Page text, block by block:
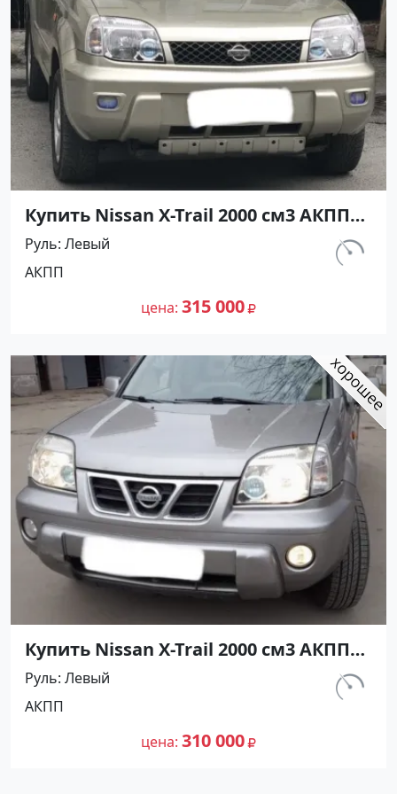
Купить Nissan X-Trail 2000 см3 АКПП
(140 л.с.) Бензин инжектор в
Армавир : цвет Бежевый
Внедорожник 2005 года по цене
315000 рублей, объявление №24600
на сайте Авторынок23
км.
Руль Левый
АКПП
цена 315 000
Купить Nissan X-Trail 2000 см3 АКПП
(140 л.с.) Бензин инжектор в
Новороссийск : цвет Серый
Внедорожник 2005 года по цене
310000 рублей, объявление №24561
на сайте Авторынок23
км.
Руль Левый
АКПП
цена 310 000